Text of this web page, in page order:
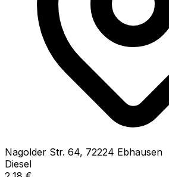
Nagolder Str. 64, 72224 Ebhausen
Diesel